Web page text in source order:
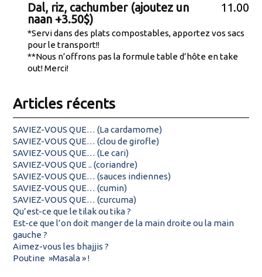
Dal, riz, cachumber (ajoutez un
naan +3.50$)
11.00
*Servi dans des plats compostables, apportez vos sacs
pour le transport!!
**Nous n’offrons pas la formule table d’hôte en take
out! Merci!
Articles récents
SAVIEZ-VOUS QUE… (La cardamome)
SAVIEZ-VOUS QUE… (clou de girofle)
SAVIEZ-VOUS QUE… (Le cari)
SAVIEZ-VOUS QUE .. (coriandre)
SAVIEZ-VOUS QUE… (sauces indiennes)
SAVIEZ-VOUS QUE… (cumin)
SAVIEZ-VOUS QUE… (curcuma)
Qu’est-ce que le tilak ou tika ?
Est-ce que l’on doit manger de la main droite ou la main
gauche ?
Aimez-vous les bhajjis ?
Poutine »Masala » !